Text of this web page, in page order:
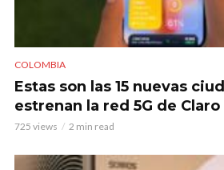
COLOMBIA
Estas son las 15 nuevas
estrenan la red 5G de Claro
725 views 2 min read